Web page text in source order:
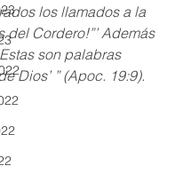
los llamados a la
del Cordero!”’ Además
son palabras
Dios’ ” (Apoc. 19:9).